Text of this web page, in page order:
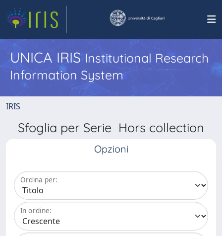
UNICA IRISInstitutional Research
Information System
IRIS
Sfoglia per Serie Hors collection
Opzioni
Ordina per:
In ordine: